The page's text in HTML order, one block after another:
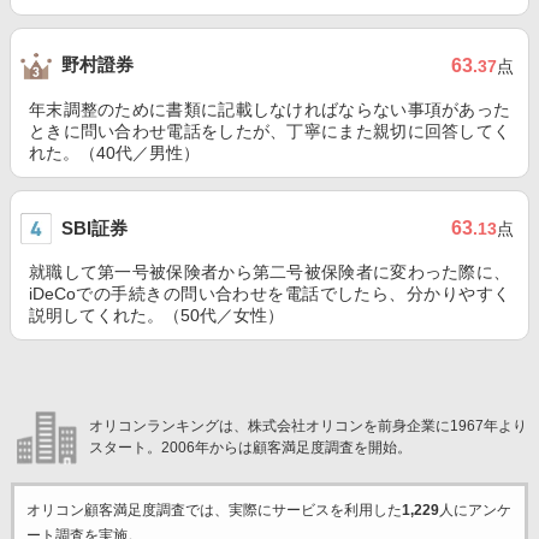
野村證券 63.37点
年末調整のために書類に記載しなければならない事項があった
ときに問い合わせ電話をしたが、丁寧にまた親切に回答してく
れた。（40代／男性）
SBI証券 63.13点
就職して第一号被保険者から第二号被保険者に変わった際に、
iDeCoでの手続きの問い合わせを電話でしたら、分かりやすく
説明してくれた。（50代／女性）
オリコンランキングは、株式会社オリコンを前身企業に1967年より
スタート。2006年からは顧客満足度調査を開始。
オリコン顧客満足度調査では、実際にサービスを利用した1,229人にアンケ
ート調査を実施。